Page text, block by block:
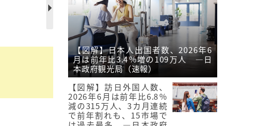
【図解】日本人出国者数、2026年6
月は前年比3.4％増の109万人 ―日
本政府観光局（速報）
【図解】訪日外国人数、
2026年6月は前年比6.8％
減の315万人、3カ月連続
で前年割れも、15市場で